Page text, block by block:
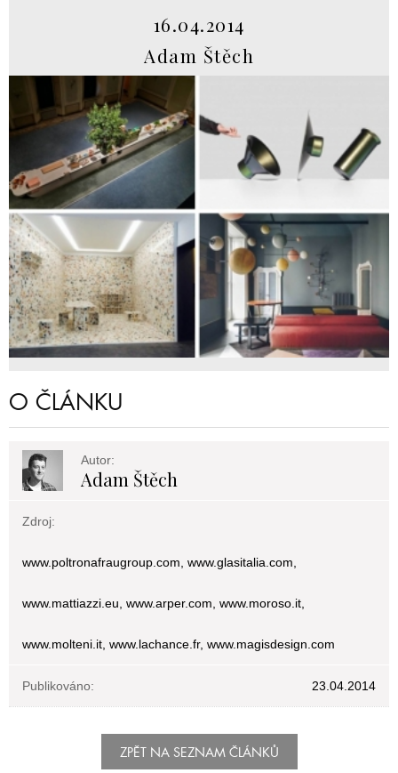
16.04.2014
Adam Štěch
O ČLÁNKU
Autor:
Adam Štěch
Zdroj:
www.poltronafraugroup.com, www.glasitalia.com,
www.mattiazzi.eu, www.arper.com, www.moroso.it,
www.molteni.it, www.lachance.fr, www.magisdesign.com
Publikováno: 23.04.2014
ZPĚT NA SEZNAM ČLÁNKŮ